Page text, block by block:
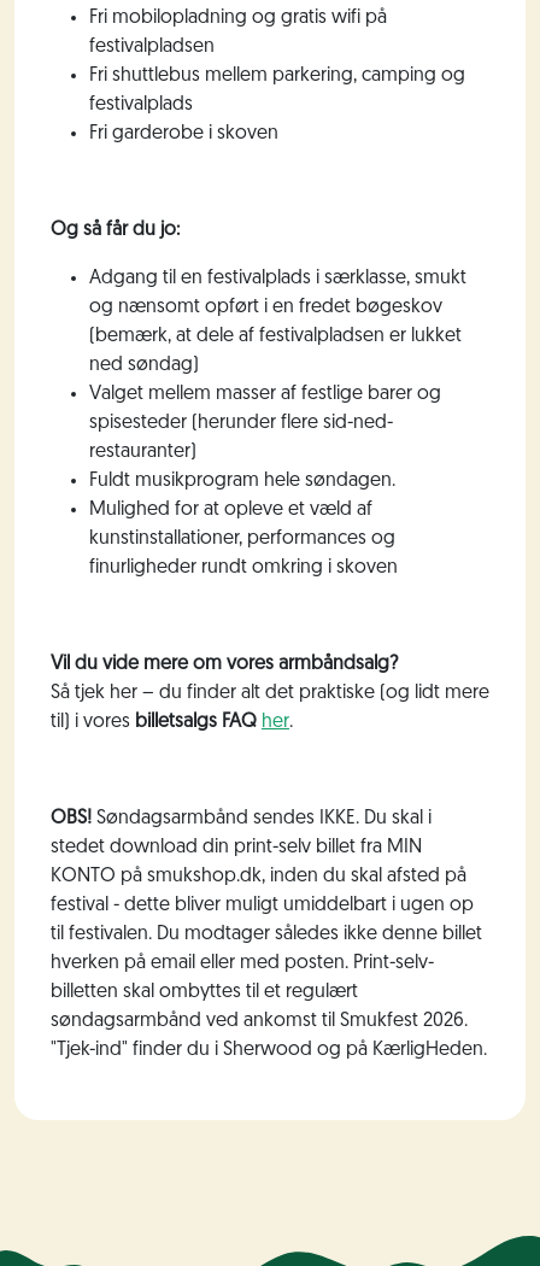
Fri mobilopladning og gratis wifi på
festivalpladsen
Fri shuttlebus mellem parkering, camping og
festivalplads
Fri garderobe i skoven
Og så får du jo:
Adgang til en festivalplads i særklasse, smukt
og nænsomt opført i en fredet bøgeskov
(bemærk, at dele af festivalpladsen er lukket
ned søndag)
Valget mellem masser af festlige barer og
spisesteder (herunder flere sid-ned-
restauranter)
Fuldt musikprogram hele søndagen.
Mulighed for at opleve et væld af
kunstinstallationer, performances og
finurligheder rundt omkring i skoven
Vil du vide mere om vores armbåndsalg?
Så tjek her – du finder alt det praktiske (og lidt mere
til) i vores billetsalgs FAQ her.
OBS! Søndagsarmbånd sendes IKKE. Du skal i
stedet download din print-selv billet fra MIN
KONTO på smukshop.dk, inden du skal afsted på
festival - dette bliver muligt umiddelbart i ugen op
til festivalen. Du modtager således ikke denne billet
hverken på email eller med posten. Print-selv-
billetten skal ombyttes til et regulært
søndagsarmbånd ved ankomst til Smukfest 2026.
"Tjek-ind" finder du i Sherwood og på KærligHeden.